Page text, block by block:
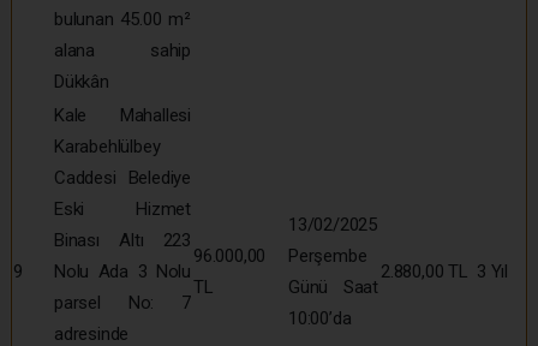
bulunan 45.00 m²
alana sahip
Dükkân
9
Kale Mahallesi
Karabehlülbey
Caddesi Belediye
Eski Hizmet
Binası Altı 223
Nolu Ada 3 Nolu
parsel No: 7
adresinde
96.000,00
TL
13/02/2025
Perşembe
Günü Saat
10:00’da
2.880,00 TL 3 Yıl